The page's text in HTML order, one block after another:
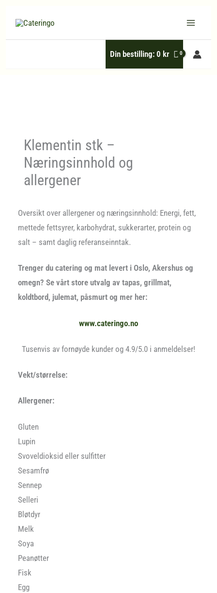
Din bestilling:0 kr
Klementin stk –
Næringsinnhold og
allergener
Oversikt over allergener og næringsinnhold: Energi, fett,
mettede fettsyrer, karbohydrat, sukkerarter, protein og
salt – samt daglig referanseinntak.
Trenger du catering og mat levert i Oslo, Akershus og
omegn? Se vårt store utvalg av tapas, grillmat,
koldtbord, julemat, påsmurt og mer her:
www.cateringo.no
Tusenvis av fornøyde kunder og 4.9/5.0 i anmeldelser!
Vekt/størrelse:
Allergener:
Gluten
Lupin
Svoveldioksid eller sulfitter
Sesamfrø
Sennep
Selleri
Bløtdyr
Melk
Soya
Peanøtter
Fisk
Egg